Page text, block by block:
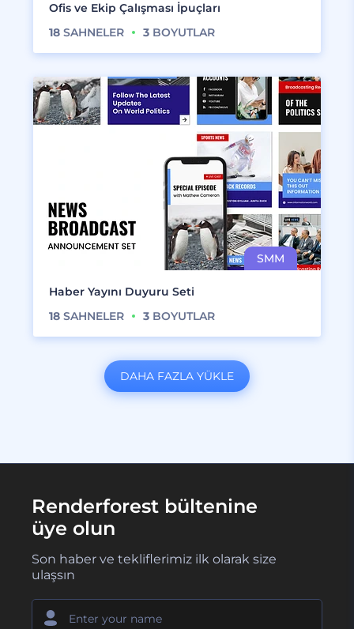
Ofis ve Ekip Çalışması İpuçları
18 SAHNELER 3 BOYUTLAR
Haber Yayını Duyuru Seti
18 SAHNELER 3 BOYUTLAR
DAHA FAZLA YÜKLE
Renderforest bültenine
üye olun
Son haber ve tekliflerimiz ilk olarak size
ulaşsın